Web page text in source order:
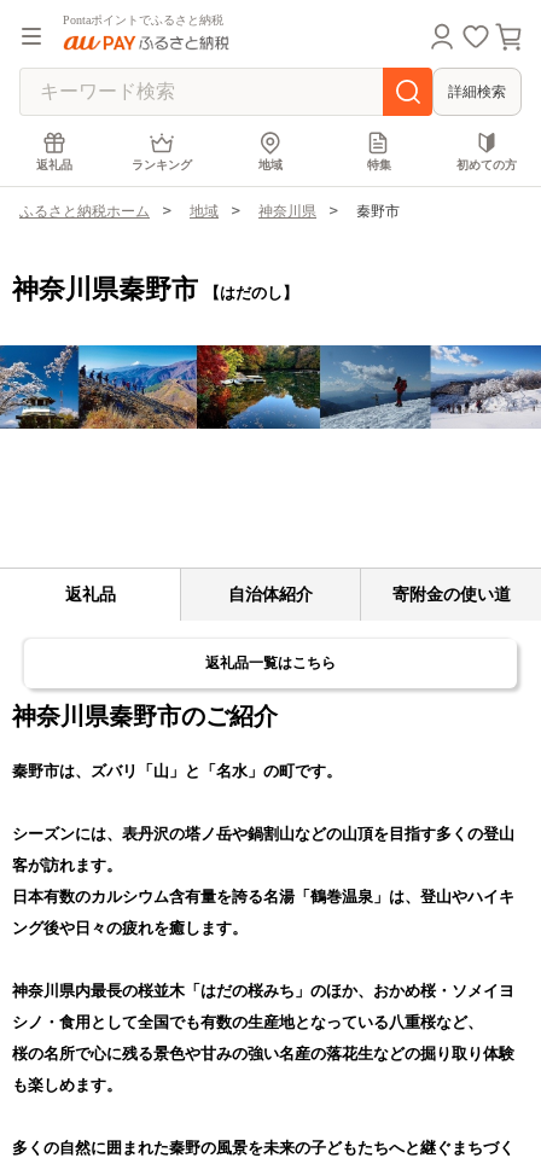
Pontaポイントでふるさと納税
詳細検索
返礼品 ランキング 地域 特集 初めての方
ふるさと納税ホーム 地域 神奈川県 秦野市
神奈川県秦野市 【はだのし】
返礼品 自治体紹介 寄附金の使い道
返礼品一覧はこちら
神奈川県秦野市のご紹介
秦野市は、ズバリ「山」と「名水」の町です。
シーズンには、表丹沢の塔ノ岳や鍋割山などの山頂を目指す多くの登山
客が訪れます。
日本有数のカルシウム含有量を誇る名湯「鶴巻温泉」は、登山やハイキ
ング後や日々の疲れを癒します。
神奈川県内最長の桜並木「はだの桜みち」のほか、おかめ桜・ソメイヨ
シノ・食用として全国でも有数の生産地となっている八重桜など、
桜の名所で心に残る景色や甘みの強い名産の落花生などの掘り取り体験
も楽しめます。
多くの自然に囲まれた秦野の風景を未来の子どもたちへと継ぐまちづく